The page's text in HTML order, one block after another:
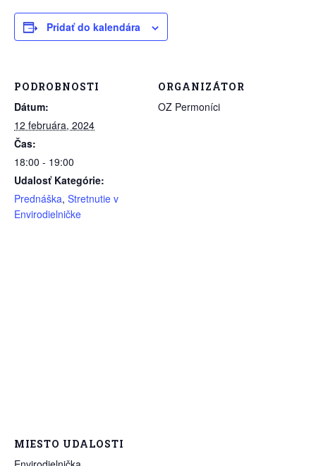
Pridať do kalendára
PODROBNOSTI
Dátum:
12 februára, 2024
Čas:
18:00 - 19:00
Udalosť Kategórie:
Prednáška, Stretnutie v
Envirodielničke
ORGANIZÁTOR
OZ Permoníci
MIESTO UDALOSTI